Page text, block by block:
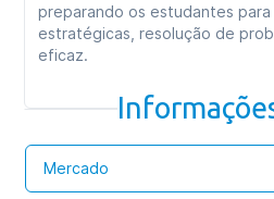
preparando os estudantes
estratégicas, resolução de
eficaz.
Mercado